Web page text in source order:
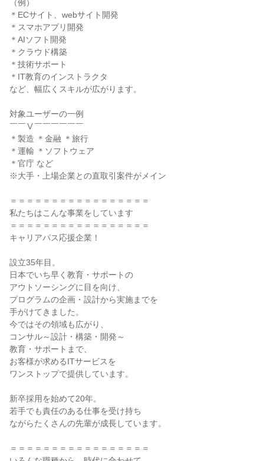
（例）
＊ECサイト、webサイト開発
＊スマホアプリ開発
＊AIソフト開発
＊クラウド構築
＊技術サポート
＊IT教育のインストラクタ
など、幅広くスキルが広がります。
対象ユーザーの一例
￣￣Ⅴ￣￣￣￣￣￣
＊製造 ＊金融 ＊旅行
＊運輸 ＊ソフトウェア
＊官庁 など
※大手・上場企業との直取引案件がメイン
＝＝＝＝＝＝＝＝＝＝＝＝＝＝＝＝＝
私たちはこんな事業をしています
＝＝＝＝＝＝＝＝＝＝＝＝＝＝＝＝＝
キャリアパス応援企業！
設立35年目。
日本でいち早く教育・サポートの
アウトソーシングに目を向け、
プログラムの企画・設計から実施までを
手がけてきました。
今ではその領域も広がり、
コンサル～設計・構築・開発～
教育・サポートまで、
お客様が求めるITサービスを
ワンストップで提供しています。
新卒採用を始めて20年。
若手でも責任のある仕事を受け持ち
ながらたくさんの先輩が成長しています。
＝＝＝＝＝＝＝＝＝＝＝＝＝＝＝＝＝